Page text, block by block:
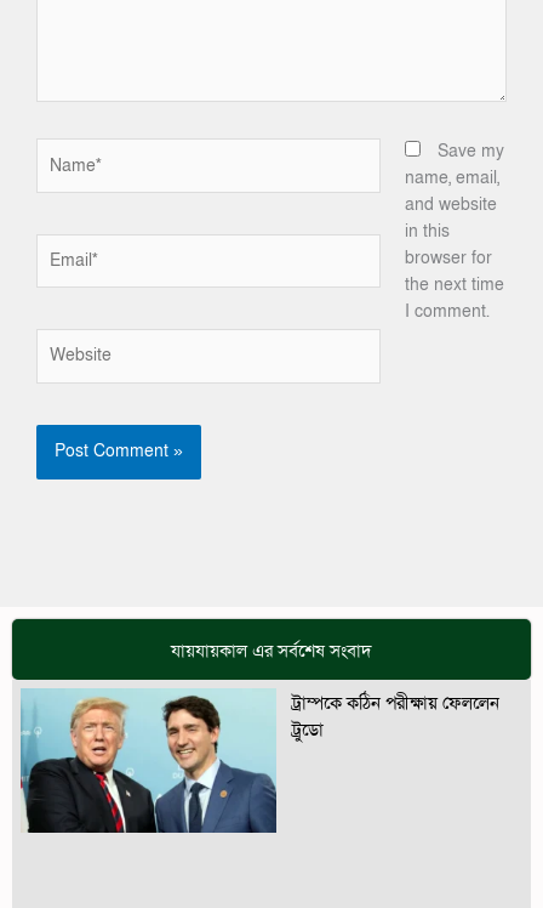
Save my
name, email,
and website
in this
browser for
the next time
I comment.
যায়যায়কাল এর সর্বশেষ সংবাদ
ট্রাম্পকে কঠিন পরীক্ষায় ফেললেন
ট্রুডো